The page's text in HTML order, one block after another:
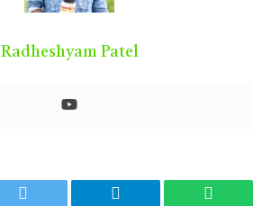
Radheshyam Patel